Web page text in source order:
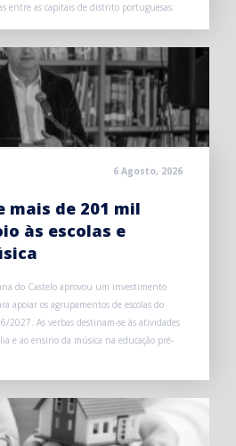
entre as capitais de distrito portuguesas.
6 Agosto, 2026
mais de 201 mil
às escolas e
do Castelo aprovou um investimento
apoiar os agrupamentos de escolas do
2027. As verbas destinam-se às atividades
e ao ensino da música na educação pré-